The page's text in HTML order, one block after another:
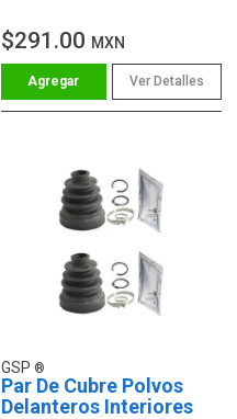
$291.00 MXN
Ver Detalles
GSP
Par De Cubre Polvos
Delanteros Interiores